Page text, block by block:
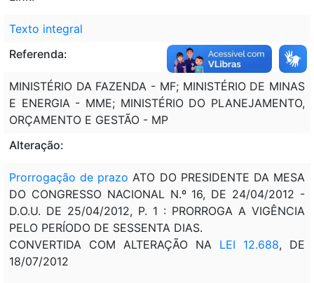
Texto integral
Referenda:
MINISTÉRIO DA FAZENDA - MF; MINISTÉRIO DE MINAS
E ENERGIA - MME; MINISTÉRIO DO PLANEJAMENTO,
ORÇAMENTO E GESTÃO - MP
Alteração:
Prorrogação de prazo ATO DO PRESIDENTE DA MESA
DO CONGRESSO NACIONAL N.º 16, DE 24/04/2012 -
D.O.U. DE 25/04/2012, P. 1 : PRORROGA A VIGÊNCIA
PELO PERÍODO DE SESSENTA DIAS.
CONVERTIDA COM ALTERAÇÃO NA LEI 12.688, DE
18/07/2012